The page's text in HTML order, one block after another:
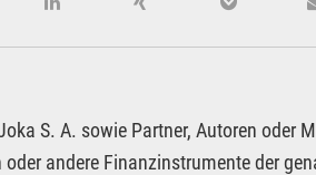
S. A. sowie Partner, Autoren oder
andere Finanzinstrumente der